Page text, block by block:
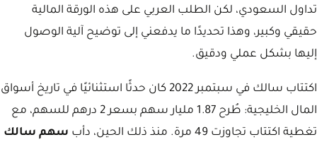
تداول السعودي، لكن الطلب العربي على هذه الورقة المالية
حقيقي وكبير، وهذا تحديدًا ما يدفعني إلى توضيح آلية الوصول
إليها بشكل عملي ودقيق.
اكتتاب سالك في سبتمبر 2022 كان حدثًا استثنائيًا في تاريخ أسواق
المال الخليجية: طُرح 1.87 مليار سهم بسعر 2 درهم للسهم، مع
تغطية اكتتاب تجاوزت 49 مرة. منذ ذلك الحين، دأب
سهم سالك